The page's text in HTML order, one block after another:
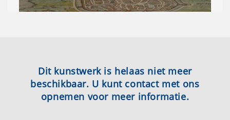
Dit kunstwerk is helaas niet meer
beschikbaar. U kunt contact met ons
opnemen voor meer informatie.